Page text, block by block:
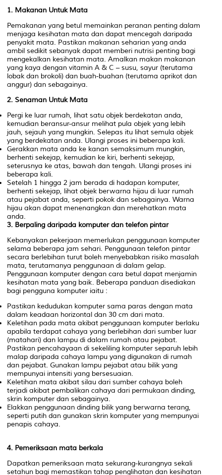
1. Makanan Untuk Mata
Pemakanan yang betul memainkan peranan penting dalam
menjaga kesihatan mata dan dapat mencegah daripada
penyakit mata. Pastikan makanan seharian yang anda
ambil sedikit sebanyak dapat memberi nutrisi penting bagi
mengekalkan kesihatan mata. Amalkan makan makanan
yang kaya dengan vitamin A & C – susu, sayur (terutama
lobak dan brokoli) dan buah-buahan (terutama aprikot dan
anggur) dan sebagainya.
2. Senaman Untuk Mata
Pergi ke luar rumah, lihat satu objek berdekatan anda,
kemudian beransur-ansur melihat pula objek yang lebih
jauh, sejauh yang mungkin. Selepas itu lihat semula objek
yang berdekatan anda. Ulangi proses ini beberapa kali.
Gerakkan mata anda ke kanan semaksimum mungkin,
berhenti sekejap, kemudian ke kiri, berhenti sekejap,
seterusnya ke atas, bawah dan tengah. Ulangi proses ini
beberapa kali.
Setelah 1 hingga 2 jam berada di hadapan komputer,
berhenti sekejap, lihat objek berwarna hijau di luar rumah
atau pejabat anda, seperti pokok dan sebagainya. Warna
hijau akan dapat menenangkan dan merehatkan mata
anda.
3. Berpaling daripada komputer dan telefon pintar
Kebanyakan pekerjaan memerlukan penggunaan komputer
selama beberapa jam sehari. Penggunaan telefon pintar
secara berlebihan turut boleh menyebabkan risiko masalah
mata, terutamanya penggunaan di dalam gelap.
Penggunaan komputer dengan cara betul dapat menjamin
kesihatan mata yang baik. Beberapa panduan disediakan
bagi pengguna komputer iaitu :
Pastikan kedudukan komputer sama paras dengan mata
dalam keadaan horizontal dan 30 cm dari mata.
Keletihan pada mata akibat penggunaan komputer berlaku
apabila terdapat cahaya yang berlebihan dari sumber luar
(matahari) dan lampu di dalam rumah atau pejabat.
Pastikan pencahayaan di sekeliling komputer separuh lebih
malap daripada cahaya lampu yang digunakan di rumah
dan pejabat. Gunakan lampu pejabat atau bilik yang
mempunyai intensiti yang bersesuaian.
Keletihan mata akibat silau dari sumber cahaya boleh
terjadi akibat pembalikan cahaya dari permukaan dinding,
skrin komputer dan sebagainya.
Elakkan penggunaan dinding bilik yang berwarna terang,
seperti putih dan gunakan skrin komputer yang mempunyai
penapis cahaya.
4. Pemeriksaan mata berkala
Dapatkan pemeriksaan mata sekurang-kurangnya sekali
setahun bagi memastikan tahap penglihatan dan kesihatan